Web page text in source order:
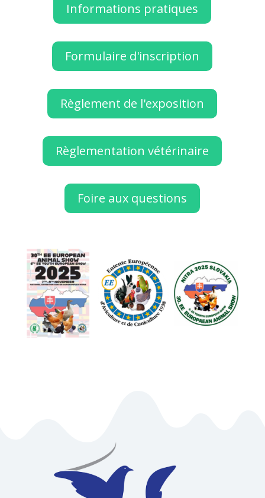
Informations pratiques
Formulaire d'inscription
Règlement de l'exposition
Règlementation vétérinaire
Foire aux questions